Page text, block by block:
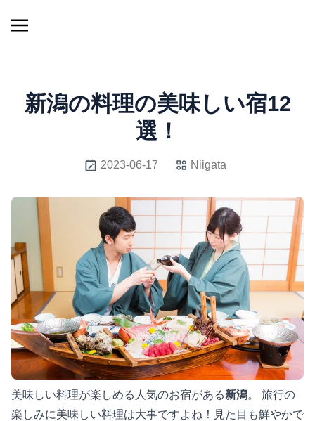
新潟の料理の美味しい宿12
選！
2023-06-17 Niigata
美味しい料理が楽しめる人気のお宿がある新潟。 旅行の
楽しみに美味しい料理は大事ですよね！見た目も鮮やかで